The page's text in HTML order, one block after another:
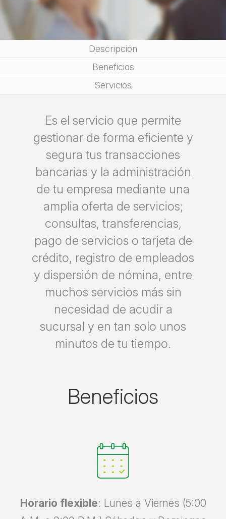
Descripción
Beneficios
Servicios
Es el servicio que permite
gestionar de forma eficiente y
segura tus transacciones
bancarias y la administración
de tu empresa mediante una
amplia oferta de servicios;
consultas, transferencias,
pago de servicios o tarjeta de
crédito, registro de empleados
y dispersión de nómina, entre
muchos servicios más sin
necesidad de acudir a
sucursal y en tan solo unos
minutos de tu tiempo.
Beneficios
Horario flexible: Lunes a Viernes (5:00